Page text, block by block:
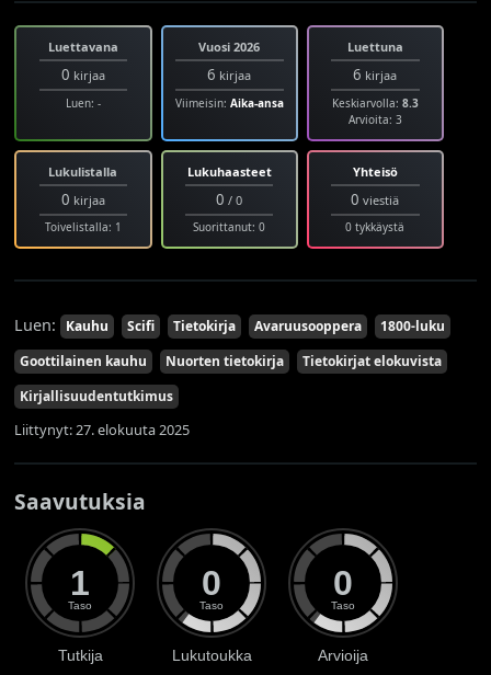
Luettavana
0 kirjaa
Luen: -
Vuosi 2026
6 kirjaa
Viimeisin: Aika-ansa
Luettuna
6 kirjaa
Keskiarvolla: 8.3
Arvioita: 3
Lukulistalla
0 kirjaa
Toivelistalla: 1
Lukuhaasteet
0 / 0
Suorittanut: 0
Yhteisö
0 viestiä
0 tykkäystä
Luen: Kauhu Scifi Tietokirja Avaruusooppera
1800-luku
Goottilainen kauhu
Nuorten tietokirja
Tietokirjat elokuvista
Kirjallisuudentutkimus
Liittynyt: 27. elokuuta 2025
Saavutuksia
1
Taso
Tutkija
0
Taso
Lukutoukka
0
Taso
Arvioija